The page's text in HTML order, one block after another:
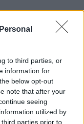
to third parties, or
information for
below opt-out
note that after your
seeing
utilized by
parties prior to